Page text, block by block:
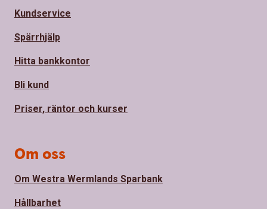
Kundservice
Spärrhjälp
Hitta bankkontor
Bli kund
Priser, räntor och kurser
Om oss
Om Westra Wermlands Sparbank
Hållbarhet